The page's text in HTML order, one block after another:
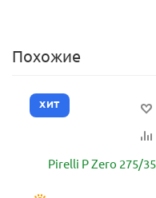
Похожие
ХИТ